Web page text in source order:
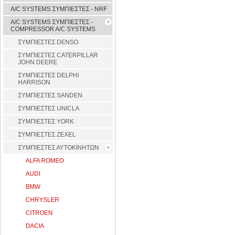
A/C SYSTEMS ΣΥΜΠΙΕΣΤΕΣ - NRF
A/C SYSTEMS ΣΥΜΠΙΕΣΤΕΣ -
COMPRESSOR A/C SYSTEMS
ΣΥΜΠΙΕΣΤΕΣ DENSO
ΣΥΜΠΙΕΣΤΕΣ CATERPILLAR
JOHN DEERE
ΣΥΜΠΙΕΣΤΕΣ DELPHI
HARRISON
ΣΥΜΠΙΕΣΤΕΣ SANDEN
ΣΥΜΠΙΕΣΤΕΣ UNICLA
ΣΥΜΠΙΕΣΤΕΣ YORK
ΣΥΜΠΙΕΣΤΕΣ ZEXEL
ΣΥΜΠΙΕΣΤΕΣ ΑΥΤΟΚΙΝΗΤΩΝ
ALFA ROMEO
AUDI
BMW
CHRYSLER
CITROEN
DACIA